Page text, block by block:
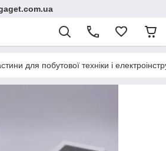
для побутової техніки і